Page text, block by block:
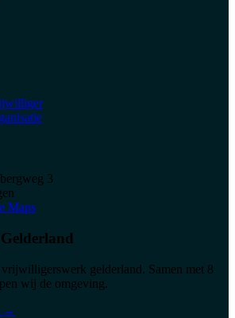
3
Maps
gelderland. Samen met 8
wij de omgeving.
→